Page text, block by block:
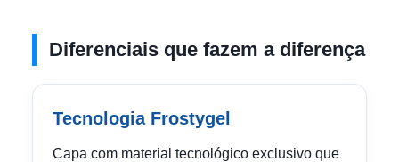
Diferenciais que fazem a diferença
Tecnologia Frostygel
Capa com material tecnológico exclusivo que